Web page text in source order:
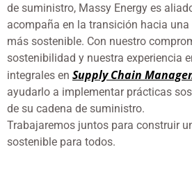
de suministro, Massy Energy es
acompaña en la transición hacia
más sostenible. Con nuestro
sostenibilidad y nuestra experiencia
integrales en Supply Chain
ayudarlo a implementar prácticas
de su cadena de suministro.
Trabajaremos juntos para construir
sostenible para todos.